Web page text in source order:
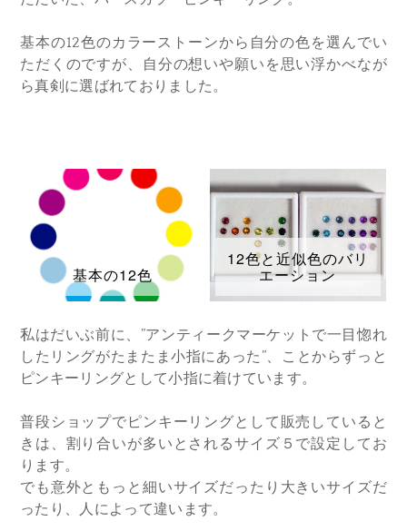
基本の12色のカラーストーンから自分の色を選んでい
ただくのですが、自分の想いや願いを思い浮かべなが
ら真剣に選ばれておりました。
基本の12色
12色と近似色のバリ
エーション
私はだいぶ前に、”アンティークマーケットで一目惚れ
したリングがたまたま小指にあった”、ことからずっと
ピンキーリングとして小指に着けています。
普段ショップで ピンキーリングとして販売していると
きは、割り合いが多いとされるサイズ５で設定してお
ります。
でも意外ともっと細いサイズだったり大きいサイズだ
ったり、人によって違います。